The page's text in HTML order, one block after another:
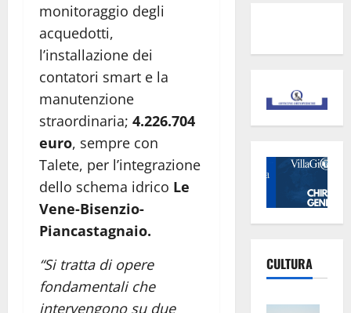
monitoraggio degli
acquedotti,
l’installazione dei
contatori smart e la
manutenzione
straordinaria; 4.226.704
euro, sempre con
Talete, per l’integrazione
dello schema idrico Le
Vene-Bisenzio-
Piancastagnaio.
“Si tratta di opere
fondamentali che
intervengono su due
CULTURA